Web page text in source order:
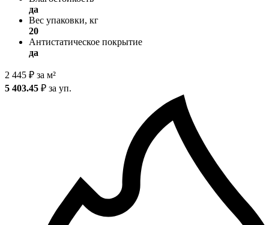
да
Вес упаковки, кг
20
Антистатическое покрытие
да
2 445 ₽ за м²
5 403.45 ₽ за уп.